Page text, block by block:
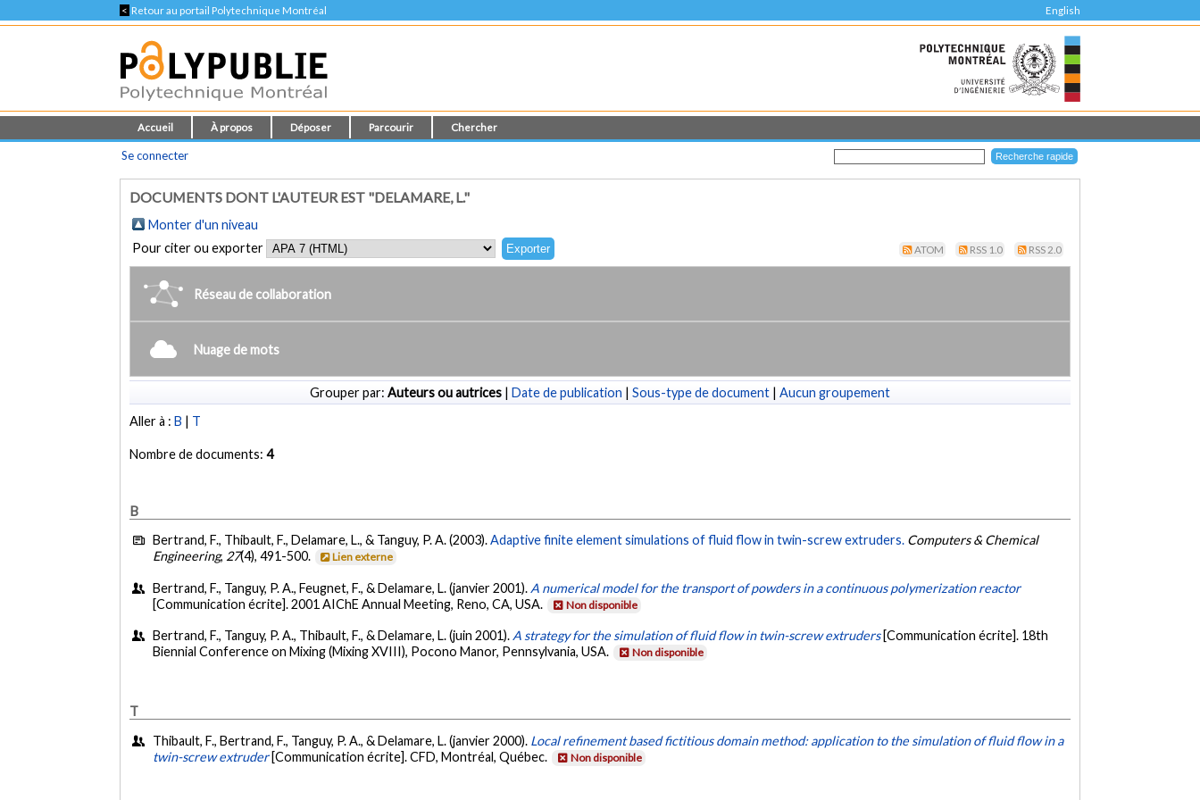
< Retour au portail Polytechnique Montréal English
Accueil À propos Déposer Parcourir Chercher
Se connecter
DOCUMENTS DONT L'AUTEUR EST "DELAMARE, L."
Monter d'un niveau
Pour citer ou exporter
ATOM RSS 1.0 RSS 2.0
Réseau de collaboration
Nuage de mots
Grouper par: Auteurs ou autrices | Date de publication | Sous-type de document | Aucun groupement
Aller à :B | T
Nombre de documents:4
B
Bertrand, F., Thibault, F., Delamare, L., & Tanguy, P. A. (2003).Adaptive finite element simulations of fluid flow in twin-screw extruders. Computers & Chemical
Engineering, 27(4), 491-500. Lien externe
Bertrand, F., Tanguy, P. A., Feugnet, F., & Delamare, L. (janvier 2001). A numerical model for the transport of powders in a continuous polymerization reactor
[Communication écrite]. 2001 AIChE Annual Meeting, Reno, CA, USA.
Non disponible
Bertrand, F., Tanguy, P. A., Thibault, F., & Delamare, L. (juin 2001). A strategy for the simulation of fluid flow in twin-screw extruders [Communication écrite]. 18th
Biennial Conference on Mixing (Mixing XVIII), Pocono Manor, Pennsylvania, USA.
Non disponible
T
Thibault, F., Bertrand, F., Tanguy, P. A., & Delamare, L. (janvier 2000). Local refinement based fictitious domain method: application to the simulation of fluid flow in a
twin-screw extruder [Communication écrite]. CFD, Montréal, Québec. Non disponible